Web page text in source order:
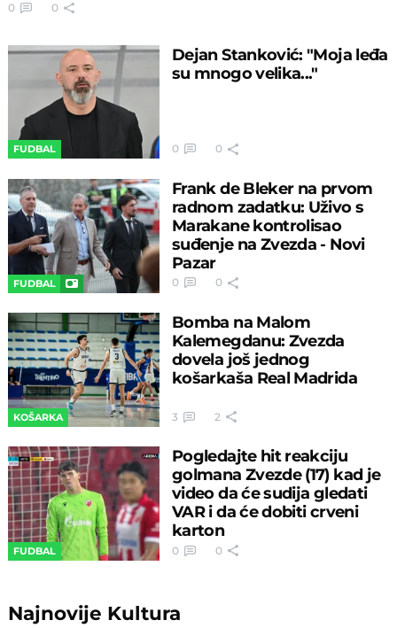
0 0
FUDBAL
Dejan Stanković: "Moja leđa
su mnogo velika..."
0 0
FUDBAL
Frank de Bleker na prvom
radnom zadatku: Uživo s
Marakane kontrolisao
suđenje na Zvezda - Novi
Pazar
0 0
KOŠARKA
Bomba na Malom
Kalemegdanu: Zvezda
dovela još jednog
košarkaša Real Madrida
3 2
FUDBAL
Pogledajte hit reakciju
golmana Zvezde (17) kad je
video da će sudija gledati
VAR i da će dobiti crveni
karton
0 0
Najnovije Kultura